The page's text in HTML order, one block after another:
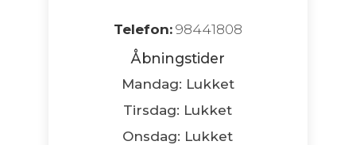
Telefon:98441808
Åbningstider
Mandag: Lukket
Tirsdag: Lukket
Onsdag: Lukket